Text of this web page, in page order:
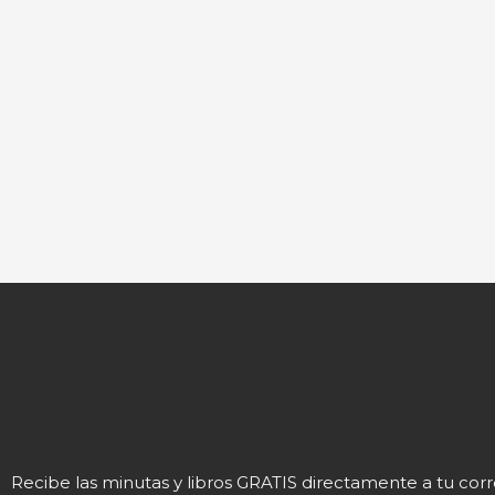
Recibe las minutas y libros GRATIS directamente a tu